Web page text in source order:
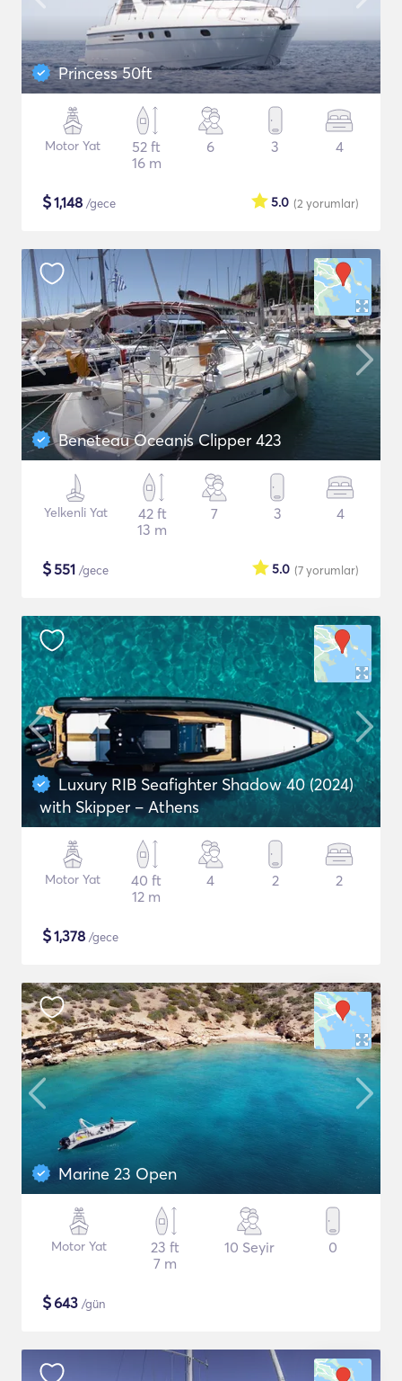
Princess 50ft
Motor Yat
52 ft
16 m
6 3 4
$1,148 /gece (2 yorumlar)
5.0
Beneteau Oceanis Clipper 423
Yelkenli Yat
42 ft
13 m
7 3 4
$551 /gece (7yorumlar)
5.0
Luxury RIB Seafighter Shadow 40 (2024)
with Skipper – Athens
Motor Yat
40 ft
12 m
4 2 2
$1,378 /gece
Marine 23 Open
Motor Yat
23 ft
7 m
10 Seyir 0
$643 /gün